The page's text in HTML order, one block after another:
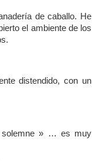
de caballo. He
el ambiente de los
distendido, con un
solemne » … es muy